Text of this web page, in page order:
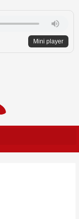
Mini player